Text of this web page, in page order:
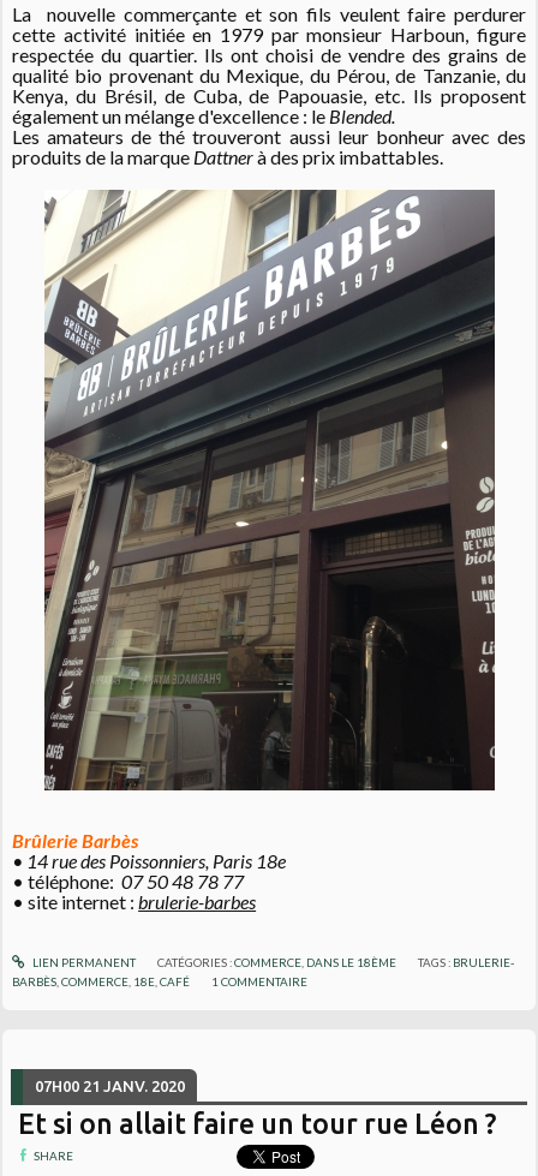
La nouvelle commerçante et son fils veulent faire perdurer
cette activité initiée en 1979 par monsieur Harboun, figure
respectée du quartier. Ils ont choisi de vendre des grains de
qualité bio provenant du Mexique, du Pérou, de Tanzanie, du
Kenya, du Brésil, de Cuba, de Papouasie, etc. Ils proposent
également un mélange d'excellence : le Blended.
Les amateurs de thé trouveront aussi leur bonheur avec des
produits de la marque Dattnerà des prix imbattables.
Brûlerie Barbès
• 14 rue des Poissonniers, Paris 18e
• téléphone: 07 50 48 78 77
• site internet :brulerie-barbes
LIEN PERMANENT CATÉGORIES :COMMERCE, DANS LE 18ÈME TAGS : BRULERIE-
BARBÈS ,COMMERCE 18E ,CAFÉ 1 COMMENTAIRE
07H00 21 JANV. 2020
Et si on allait faire un tour rue Léon ?
SHARE